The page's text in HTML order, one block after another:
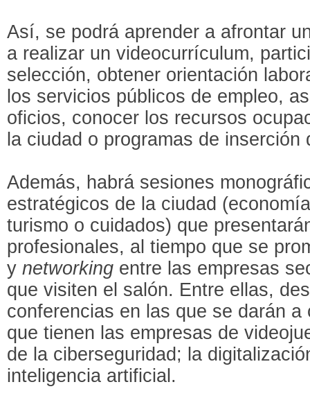
Así, se podrá aprender a afrontar
a realizar un videocurrículum,
selección, obtener orientación
los servicios públicos de empleo,
oficios, conocer los recursos
la ciudad o programas de
Además, habrá sesiones
estratégicos de la ciudad
turismo o cuidados) que
profesionales, al tiempo que se
ynetworking entre las empresas
que visiten el salón. Entre ellas,
conferencias en las que se darán
que tienen las empresas de
de la ciberseguridad; la
inteligencia artificial.